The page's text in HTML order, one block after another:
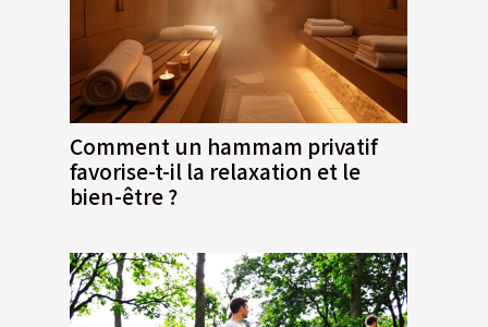
Comment un hammam privatif
favorise-t-il la relaxation et le
bien-être ?